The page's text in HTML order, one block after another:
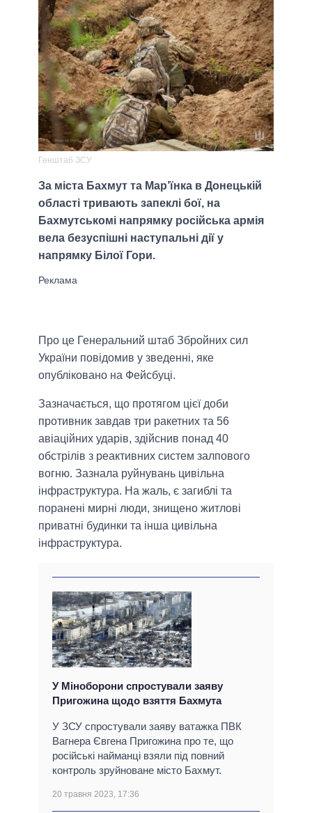
Генштаб ЗСУ
За міста Бахмут та Мар’їнка в Донецькій
області тривають запеклі бої, на
Бахмутськомі напрямку російська армія
вела безуспішні наступальні дії у
напрямку Білої Гори.
Про це Генеральний штаб Збройних сил
України повідомив у зведенні, яке
опубліковано на Фейсбуці.
Зазначається, що протягом цієї доби
противник завдав три ракетних та 56
авіаційних ударів, здійснив понад 40
обстрілів з реактивних систем залпового
вогню. Зазнала руйнувань цивільна
інфраструктура. На жаль, є загиблі та
поранені мирні люди, знищено житлові
приватні будинки та інша цивільна
інфраструктура.
У Міноборони спростували заяву
Пригожина щодо взяття Бахмута
У ЗСУ спростували заяву ватажка ПВК
Вагнера Євгена Пригожина про те, що
російські найманці взяли під повний
контроль зруйноване місто Бахмут.
20 травня 2023, 17:36